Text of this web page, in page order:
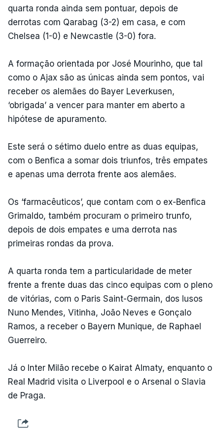
quarta ronda ainda sem pontuar, depois de
derrotas com Qarabag (3-2) em casa, e com
Chelsea (1-0) e Newcastle (3-0) fora.
A formação orientada por José Mourinho, que tal
como o Ajax são as únicas ainda sem pontos, vai
receber os alemães do Bayer Leverkusen,
‘obrigada’ a vencer para manter em aberto a
hipótese de apuramento.
Este será o sétimo duelo entre as duas equipas,
com o Benfica a somar dois triunfos, três empates
e apenas uma derrota frente aos alemães.
Os ‘farmacêuticos’, que contam com o ex-Benfica
Grimaldo, também procuram o primeiro trunfo,
depois de dois empates e uma derrota nas
primeiras rondas da prova.
A quarta ronda tem a particularidade de meter
frente a frente duas das cinco equipas com o pleno
de vitórias, com o Paris Saint-Germain, dos lusos
Nuno Mendes, Vitinha, João Neves e Gonçalo
Ramos, a receber o Bayern Munique, de Raphael
Guerreiro.
Já o Inter Milão recebe o Kairat Almaty, enquanto o
Real Madrid visita o Liverpool e o Arsenal o Slavia
de Praga.